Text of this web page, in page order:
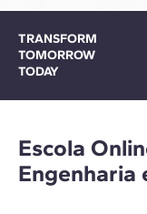
TRANSFORM
TOMORROW
TODAY
Escola
Engenharia